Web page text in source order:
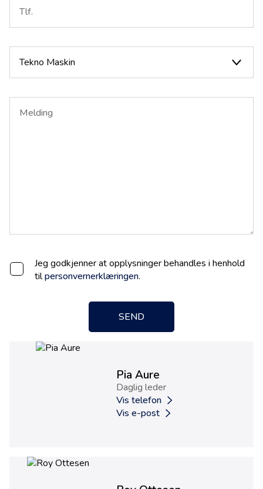
Jeg godkjenner at opplysninger behandles i henhold
tilpersonvernerklæringen.
SEND
Pia Aure
Daglig leder
Vis telefon
Vis e-post